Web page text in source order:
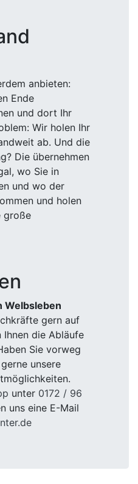
anbieten:
Ende
und dort Ihr
Wir holen Ihr
ab. Und die
Die übernehmen
wo Sie in
und wo der
und holen
große
Welbsleben
gern auf
Ihnen die Abläufe
Sie vorweg
unsere
unter 0172 / 96
uns eine E-Mail